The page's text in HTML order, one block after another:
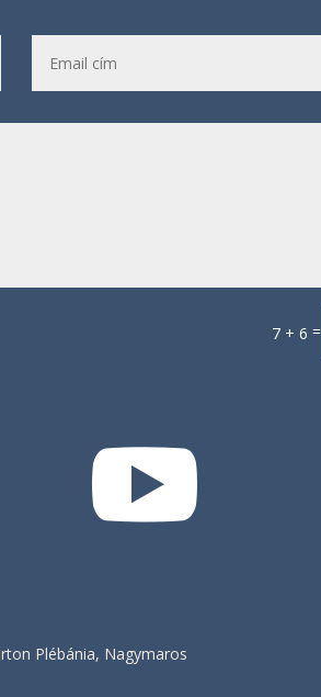
7 + 6 =

Plébánia, Nagymaros